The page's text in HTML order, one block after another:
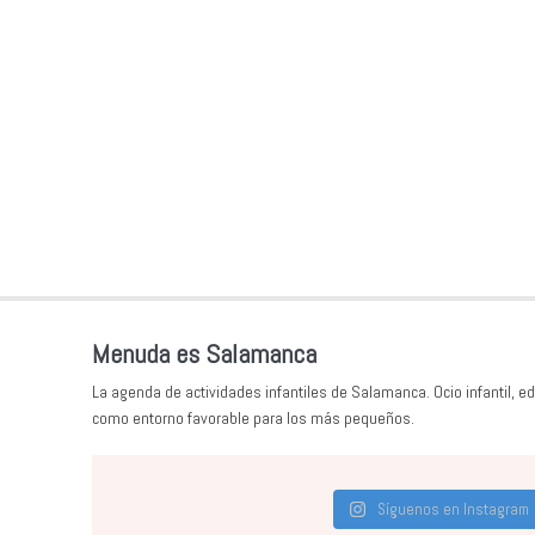
Menuda es Salamanca
La agenda de actividades infantiles de Salamanca. Ocio infantil,
como entorno favorable para los más pequeños.
Síguenos en Instagram